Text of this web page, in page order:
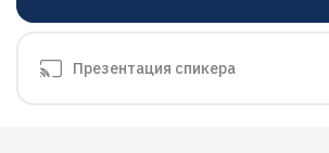
Презентация спикера